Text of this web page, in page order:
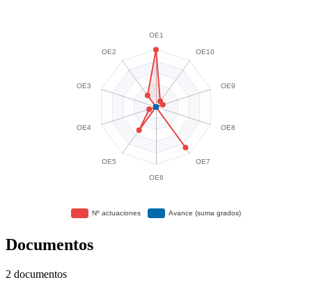
Documentos
2 documentos